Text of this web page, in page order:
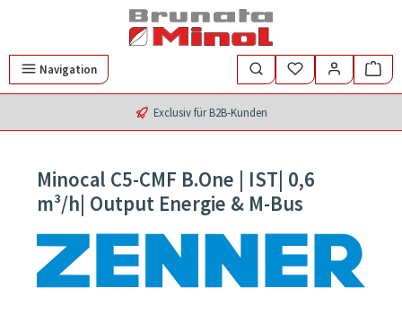
Zum Hauptinhalt springen
Navigation
Exclusiv für B2B-Kunden
Minocal C5-CMF B.One | IST| 0,6
m³/h| Output Energie & M-Bus